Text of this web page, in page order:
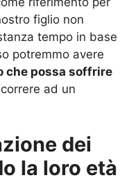
figlio non
tempo in base
potremmo avere
che possa soffrire
ad un
dei
la loro età